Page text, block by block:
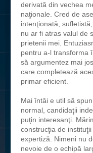
derivată din vechea
naţionale. Cred de
intenţionată,
nu ar fi atras valul de
prietenii mei.
pentru a-l transforma
să argumentez mai
care completează
primar eficient.
Mai întâi e util să
normal, candidaţii
puţin interesanţi.
construcţia de
expertiză. Nimeni nu
nevoie de o echipă